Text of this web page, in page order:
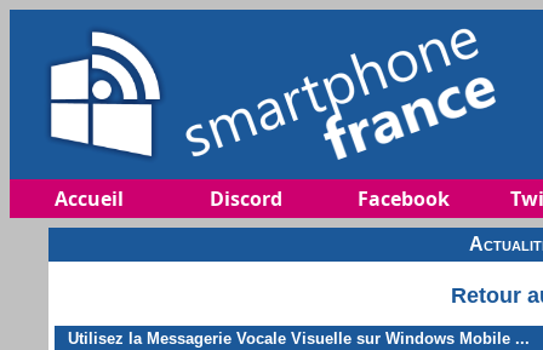
Accueil Discord Facebook
Retour
Utilisez la Messagerie Vocale Visuelle sur Windows Mobile ...